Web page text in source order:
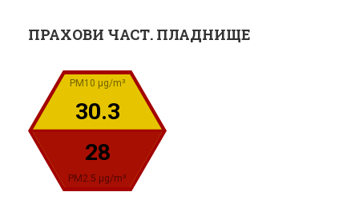
ПРАХОВИ ЧАСТ. ПЛАДНИЩЕ
PM10 µg/m³
PM2.5 µg/m³
30.3
28